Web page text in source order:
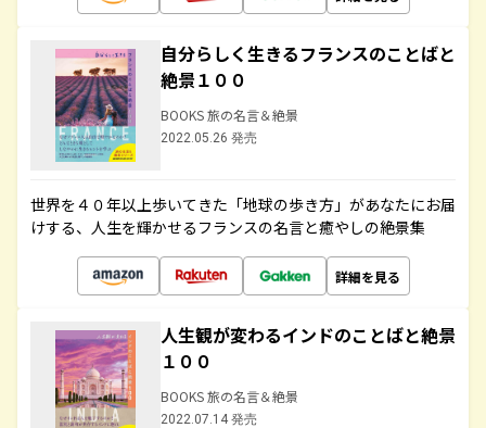
自分らしく生きるフランスのことばと
絶景１００
BOOKS 旅の名言＆絶景
2022.05.26 発売
世界を４０年以上歩いてきた「地球の歩き方」があなたにお届
けする、人生を輝かせるフランスの名言と癒やしの絶景集
詳細を見る
人生観が変わるインドのことばと絶景
１００
BOOKS 旅の名言＆絶景
2022.07.14 発売